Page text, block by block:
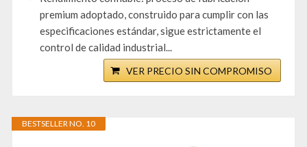
premium adoptado, construido para cumplir con las
especificaciones estándar, sigue estrictamente el
control de calidad industrial...
VER PRECIO SIN COMPROMISO
BESTSELLER NO. 10